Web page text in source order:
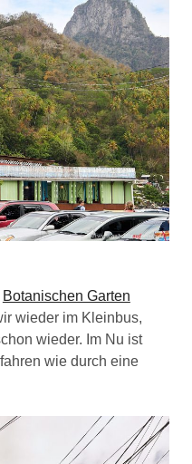
Botanischen Garten
wieder im Kleinbus,
wieder. Im Nu ist
wie durch eine